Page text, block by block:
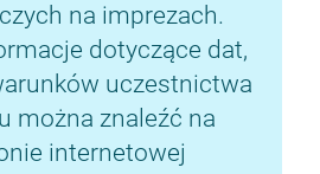
na imprezach.
dotyczące dat,
uczestnictwa
można znaleźć na
internetowej